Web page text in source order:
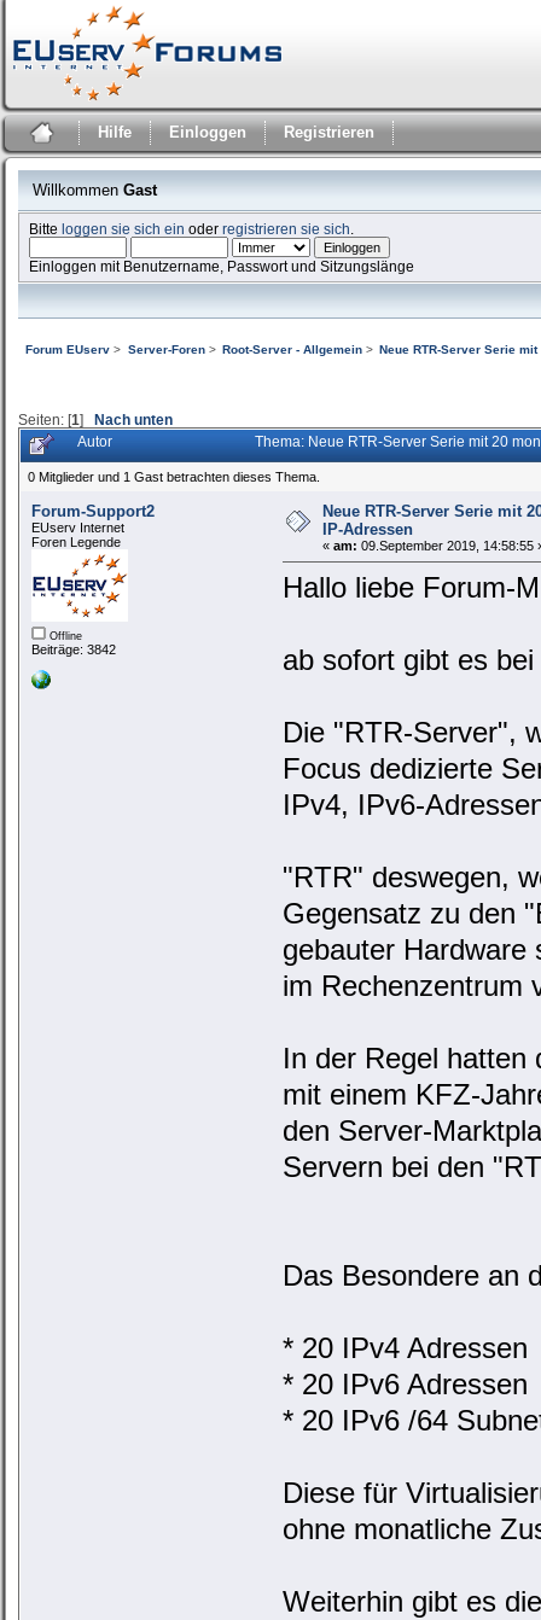
Hilfe Einloggen Registrieren
Willkommen Gast
Bitteloggen sie sich ein oderregistrieren sie sich
Einloggen mit Benutzername, Passwort und Sitzungslänge
Forum EUserv > Server-Foren> Root-Server - Allgemein> Neue RTR-Server Serie
Seiten: [1] Nach unten
Autor Thema: Neue RTR-Server Serie mit 20
0 Mitglieder und 1 Gast betrachten dieses Thema.
Forum-Support2
EUserv Internet
Foren Legende
Offline
Beiträge: 3842
Neue RTR-Server Serie mit
IP-Adressen
« am: 09.September 2019, 14:58:55
Hallo liebe Forum-
ab sofort gibt es
Die "RTR-Server",
Focus dedizierte
IPv4, IPv6-
"RTR" deswegen,
Gegensatz zu den
gebauter Hardware
im Rechenzentrum
In der Regel hatten
mit einem KFZ-
den Server-
Servern bei den
Das Besondere an
* 20 IPv4 Adressen
* 20 IPv6 Adressen
* 20 IPv6 /64
Diese für
ohne monatliche
Weiterhin gibt es